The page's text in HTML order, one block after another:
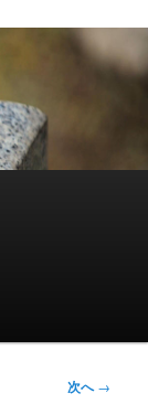
次へ→